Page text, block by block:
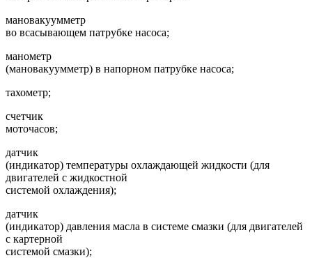
мановакуумметр
во всасывающем патрубке насоса;
манометр
(мановакуумметр) в напорном патрубке насоса;
тахометр;
счетчик
моточасов;
датчик
(индикатор) температуры охлаждающей жидкости (для
двигателей с жидкостной
системой охлаждения);
датчик
(индикатор) давления масла в системе смазки (для двигателей
с картерной
системой смазки);